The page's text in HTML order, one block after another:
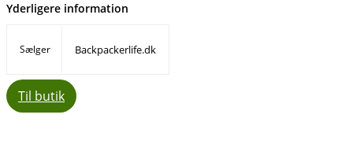
Yderligere information
Sælger Backpackerlife.dk
Til butik